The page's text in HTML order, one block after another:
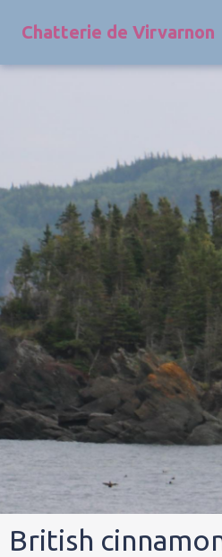
Chatterie de Virvarnon
British